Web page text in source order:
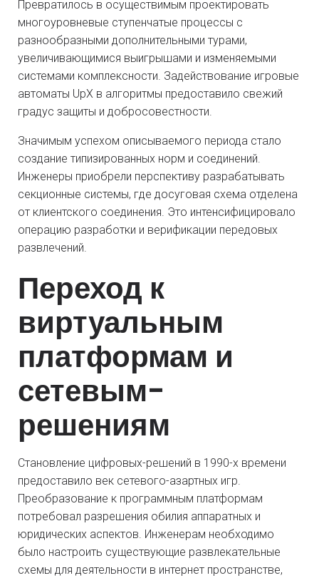
Превратилось в осуществимым проектировать
многоуровневые ступенчатые процессы с
разнообразными дополнительными турами,
увеличивающимися выигрышами и изменяемыми
системами комплексности. Задействование игровые
автоматы UpX в алгоритмы предоставило свежий
градус защиты и добросовестности.
Значимым успехом описываемого периода стало
создание типизированных норм и соединений.
Инженеры приобрели перспективу разрабатывать
секционные системы, где досуговая схема отделена
от клиентского соединения. Это интенсифицировало
операцию разработки и верификации передовых
развлечений.
Переход к
виртуальным
платформам и
сетевым-
решениям
Становление цифровых-решений в 1990-х времени
предоставило век сетевого-азартных игр.
Преобразование к программным платформам
потребовал разрешения обилия аппаратных и
юридических аспектов. Инженерам необходимо
было настроить существующие развлекательные
схемы для деятельности в интернет пространстве,